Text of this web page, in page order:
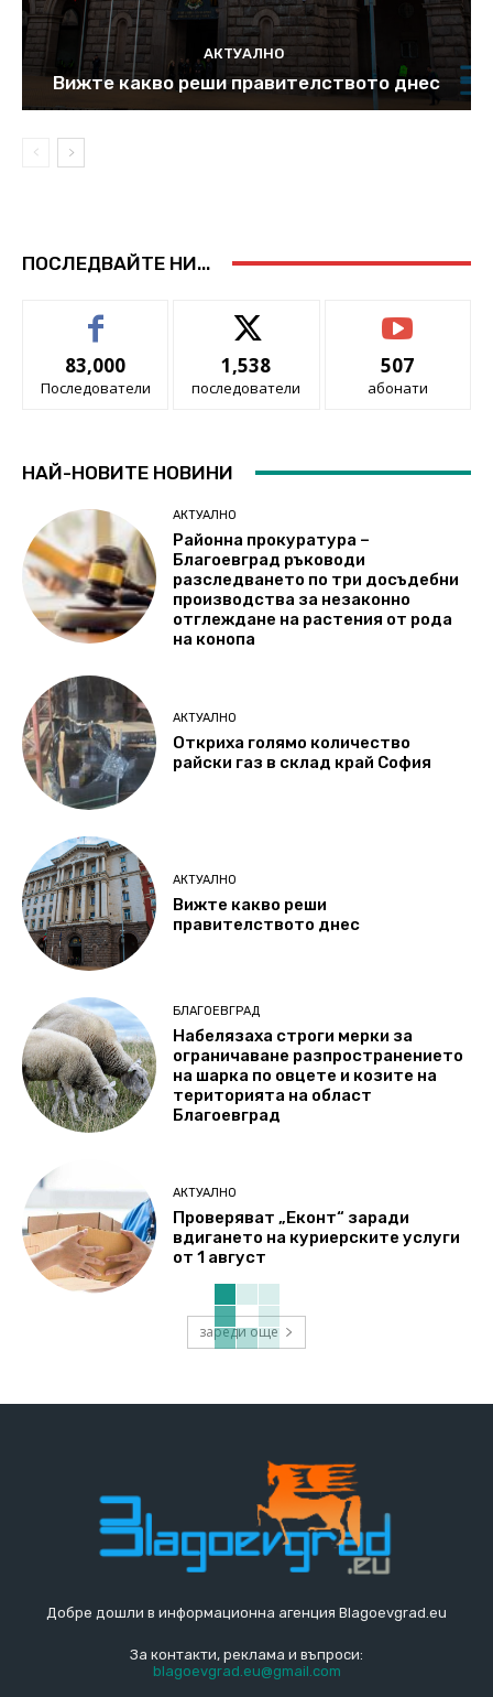
АКТУАЛНО
Вижте какво реши правителството днес
ПОСЛЕДВАЙТЕ НИ...
83,000
Последователи
1,538
последователи
507
абонати
НАЙ-НОВИТЕ НОВИНИ
АКТУАЛНО
Районна прокуратура –
Благоевград ръководи
разследването по три досъдебни
производства за незаконно
отглеждане на растения от рода
на конопа
АКТУАЛНО
Откриха голямо количество
райски газ в склад край София
АКТУАЛНО
Вижте какво реши
правителството днес
БЛАГОЕВГРАД
Набелязаха строги мерки за
ограничаване разпространението
на шарка по овцете и козите на
територията на област
Благоевград
АКТУАЛНО
Проверяват „Еконт“ заради
вдигането на куриерските услуги
от 1 август
зареди още
Добре дошли в информационна агенция Blagoevgrad.eu
За контакти, реклама и въпроси:
blagoevgrad.eu@gmail.com